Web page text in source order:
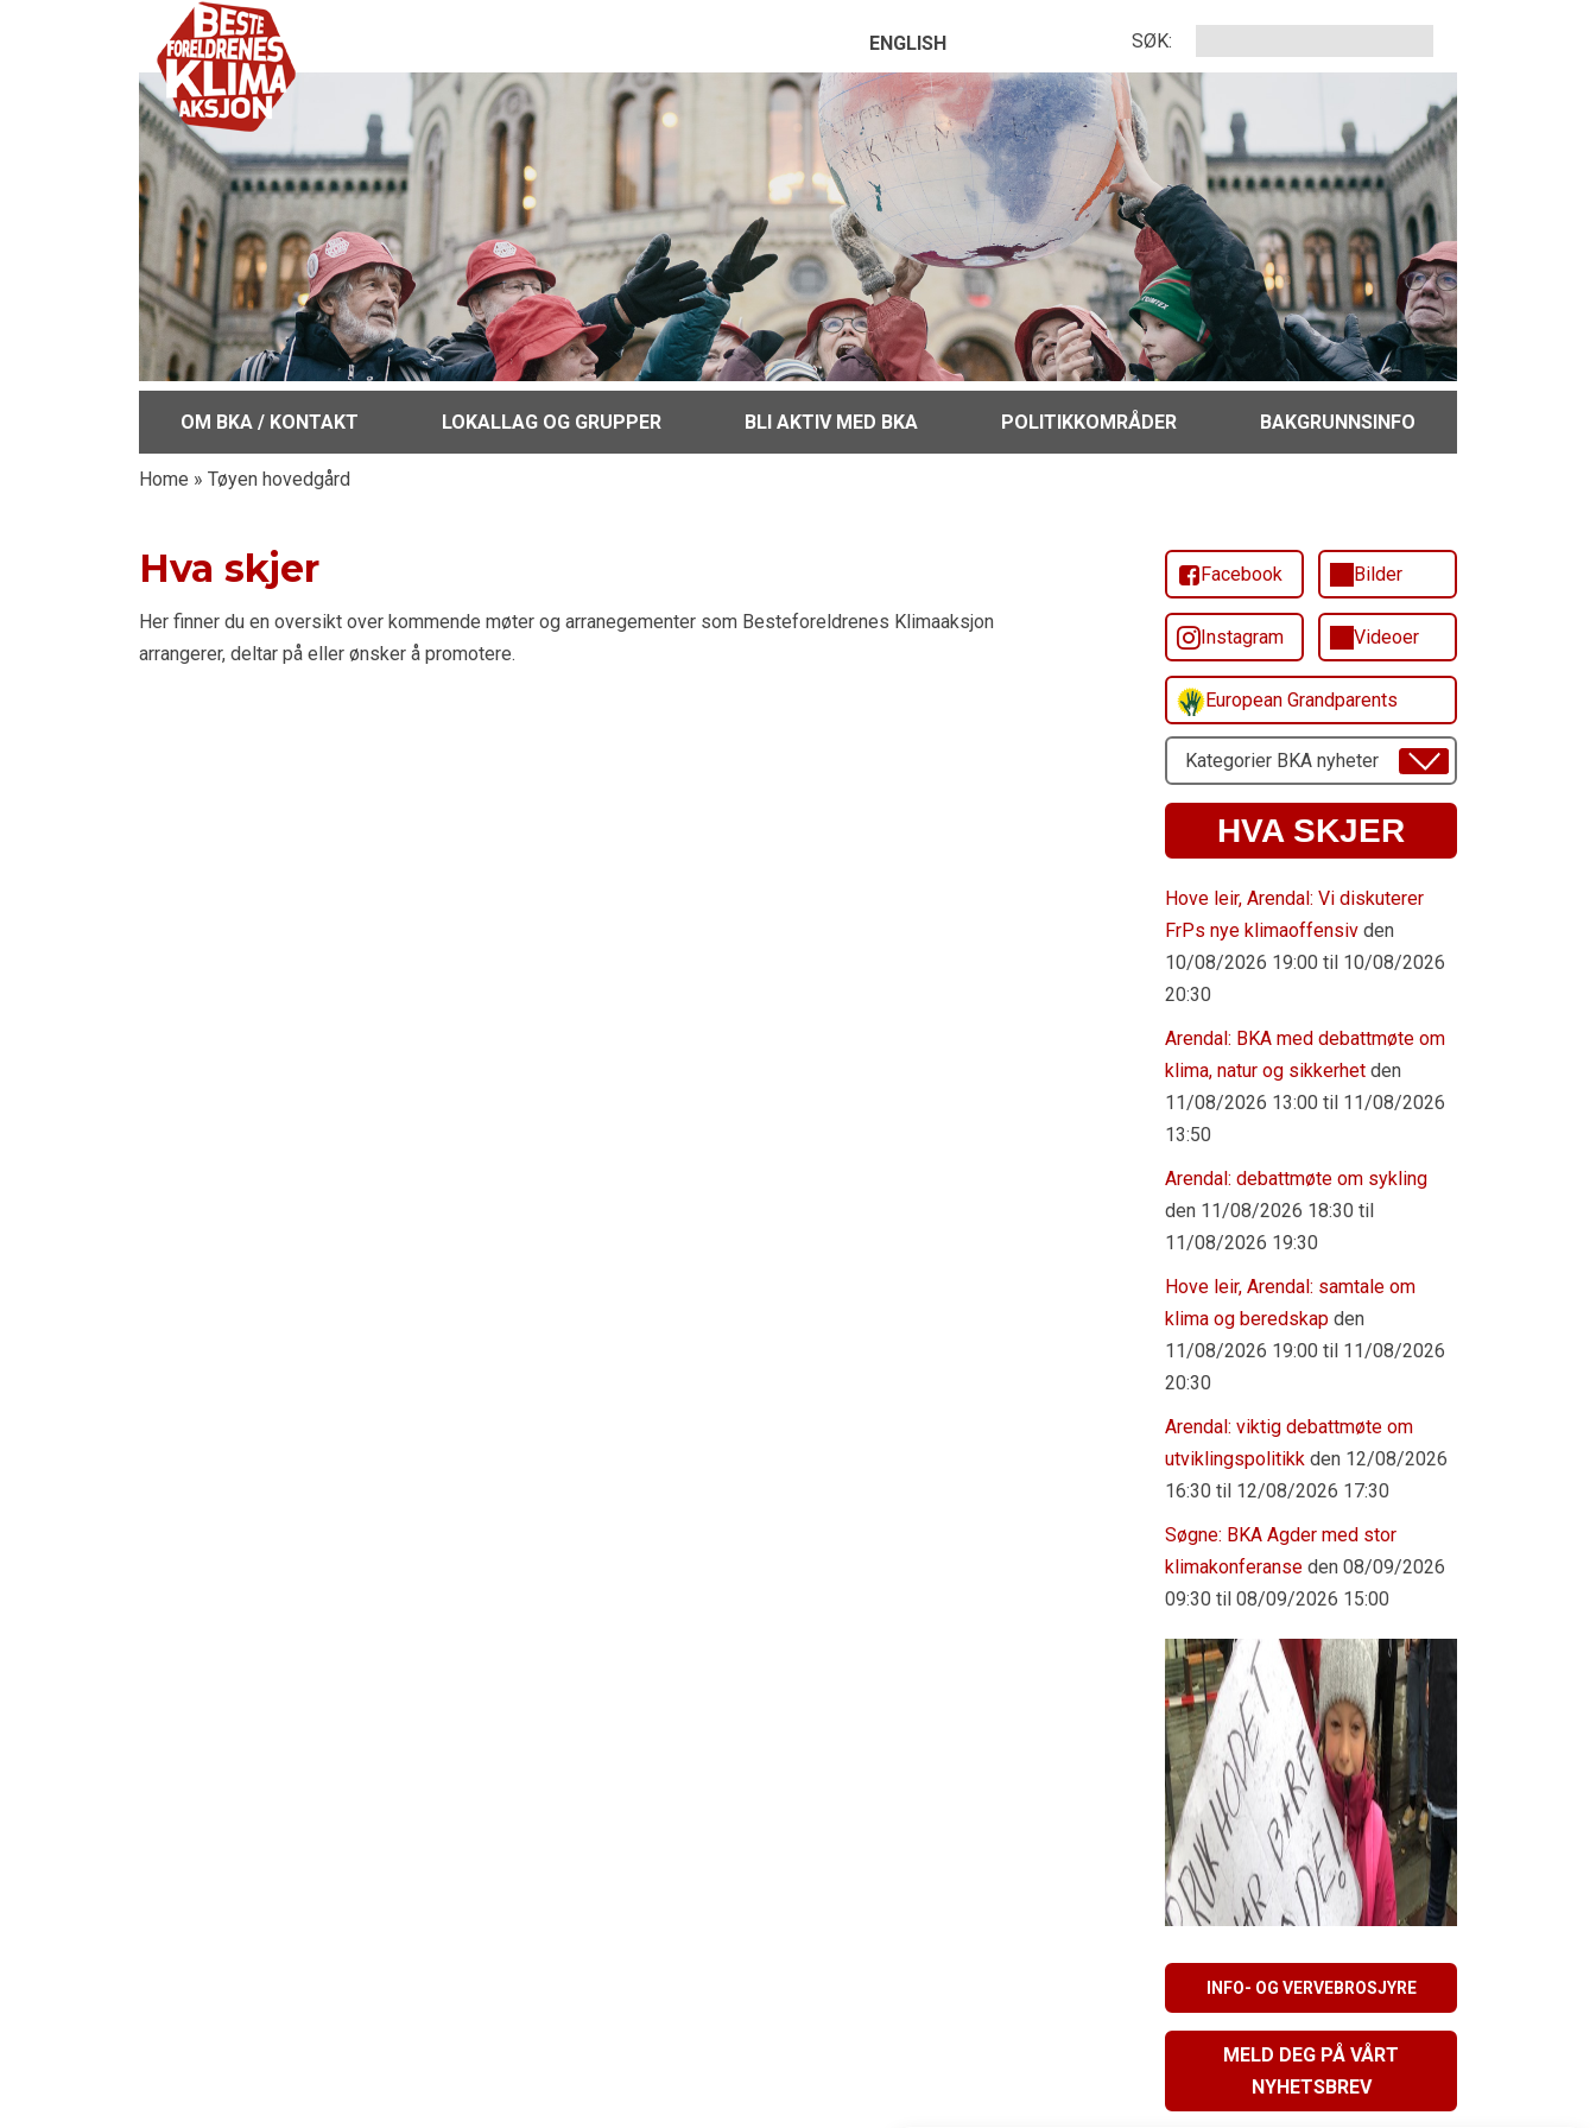
ENGLISH SØK:
OM BKA / KONTAKT LOKALLAG OG GRUPPER BLI AKTIV MED BKA POLITIKKOMRÅDER BAKGRUNNSINFO
Home » Tøyen hovedgård
Hva skjer
Her finner du en oversikt over kommende møter og arranegementer som Besteforeldrenes Klimaaksjon
arrangerer, deltar på eller ønsker å promotere.
Facebook Bilder
Instagram Videoer
European Grandparents
Velg
Emne
HVA SKJER
Hove leir, Arendal: Vi diskuterer
FrPs nye klimaoffensiv den
10/08/2026 19:00 til 10/08/2026
20:30
Arendal: BKA med debattmøte om
klima, natur og sikkerhet den
11/08/2026 13:00 til 11/08/2026
13:50
Arendal: debattmøte om sykling
den 11/08/2026 18:30 til
11/08/2026 19:30
Hove leir, Arendal: samtale om
klima og beredskap den
11/08/2026 19:00 til 11/08/2026
20:30
Arendal: viktig debattmøte om
utviklingspolitikk den 12/08/2026
16:30 til 12/08/2026 17:30
Søgne: BKA Agder med stor
klimakonferanse den 08/09/2026
09:30 til 08/09/2026 15:00
INFO- OG VERVEBROSJYRE
MELD DEG PÅ VÅRT
NYHETSBREV